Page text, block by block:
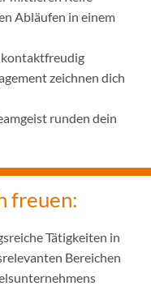
Abläufen in einem
zeichnen dich
runden dein
freuen:
Tätigkeiten in
Bereichen